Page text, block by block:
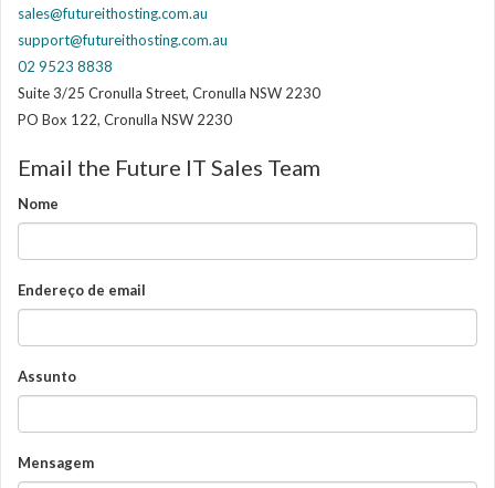
sales@futureithosting.com.au
support@futureithosting.com.au
02 9523 8838
Suite 3/25 Cronulla Street, Cronulla NSW 2230
PO Box 122, Cronulla NSW 2230
Email the Future IT Sales Team
Nome
Endereço de email
Assunto
Mensagem